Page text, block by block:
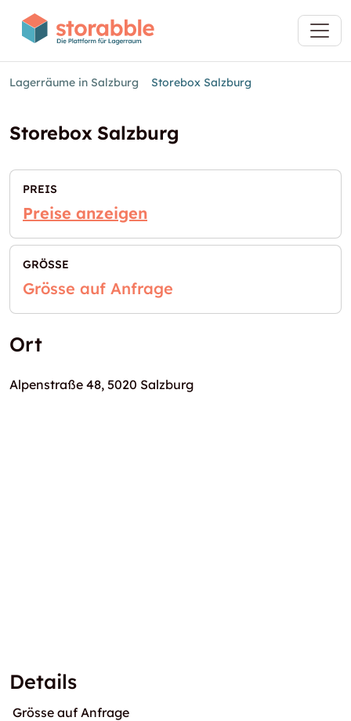
Lagerräume in Salzburg Storebox Salzburg
Storebox Salzburg
PREIS
Preise anzeigen
GRÖSSE
Grösse auf Anfrage
Ort
Alpenstraße 48, 5020 Salzburg
Details
Grösse auf Anfrage